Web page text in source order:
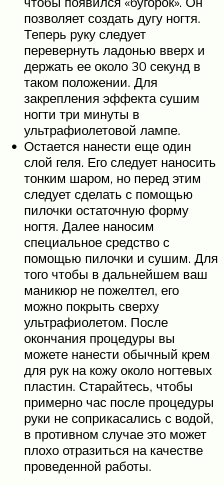
позволяет создать дугу ногтя.
Теперь руку следует
перевернуть ладонью вверх и
держать ее около 30 секунд в
таком положении. Для
закрепления эффекта сушим
ногти три минуты в
ультрафиолетовой лампе.
Остается нанести еще один
слой геля. Его следует наносить
тонким шаром, но перед этим
следует сделать с помощью
пилочки остаточную форму
ногтя. Далее наносим
специальное средство с
помощью пилочки и сушим. Для
того чтобы в дальнейшем ваш
маникюр не пожелтел, его
можно покрыть сверху
ультрафиолетом. После
окончания процедуры вы
можете нанести обычный крем
для рук на кожу около ногтевых
пластин. Старайтесь, чтобы
примерно час после процедуры
руки не соприкасались с водой,
в противном случае это может
плохо отразиться на качестве
проведенной работы.